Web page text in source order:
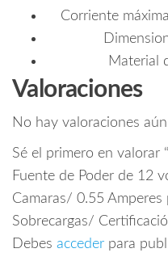
Corriente
Material
Valoraciones
No hay valoraciones
Sé el primero en valorar
Fuente de Poder de 12
Camaras/ 0.55
Sobrecargas/
Debes acceder para